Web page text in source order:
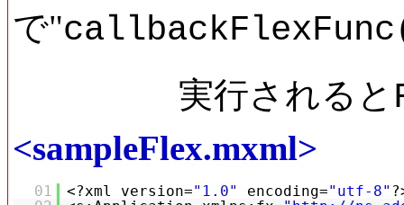
で"
実行される
<sampleFlex.mxml>
01 <?xml version="1.0" encoding="utf-8"